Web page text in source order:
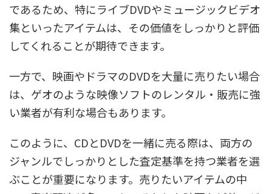
であるため、特にライブDVDやミュージックビデオ
集といったアイテムは、その価値をしっかりと評価
してくれることが期待できます。
一方で、映画やドラマのDVDを大量に売りたい場合
は、ゲオのような映像ソフトのレンタル・販売に強
い業者が有利な場合もあります。
このように、CDとDVDを一緒に売る際は、両方の
ジャンルでしっかりとした査定基準を持つ業者を選
ぶことが重要になります。売りたいアイテムの中